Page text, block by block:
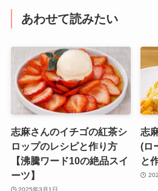
あわせて読みたい
志麻さんのイチゴの紅茶シ
ロップのレシピと作り方
【沸騰ワード10の絶品スイ
ーツ】
志
(ロ
と